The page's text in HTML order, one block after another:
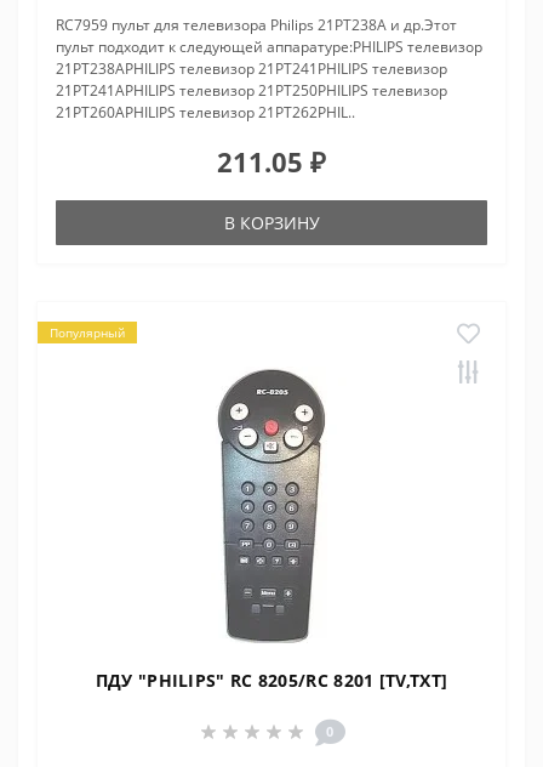
RC7959 пульт для телевизора Philips 21PT238A и др.Этот
пульт подходит к следующей аппаратуре:PHILIPS телевизор
21PT238APHILIPS телевизор 21PT241PHILIPS телевизор
21PT241APHILIPS телевизор 21PT250PHILIPS телевизор
21PT260APHILIPS телевизор 21PT262PHIL..
211.05 ₽
В КОРЗИНУ
Популярный
ПДУ "PHILIPS" RC 8205/RC 8201 [TV,TXT]
0